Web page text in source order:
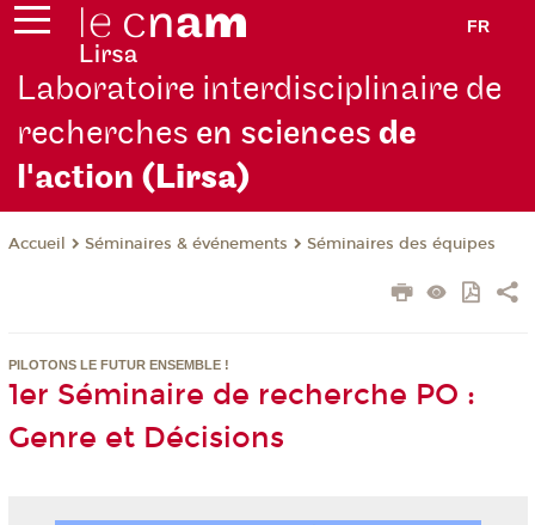
FR
Laboratoire interdisciplinaire de
recherches en sciencesde
l'action (Lirsa)
Accueil Séminaires & événements Séminaires des équipes
PILOTONS LE FUTUR ENSEMBLE !
1er Séminaire de recherche PO :
Genre et Décisions